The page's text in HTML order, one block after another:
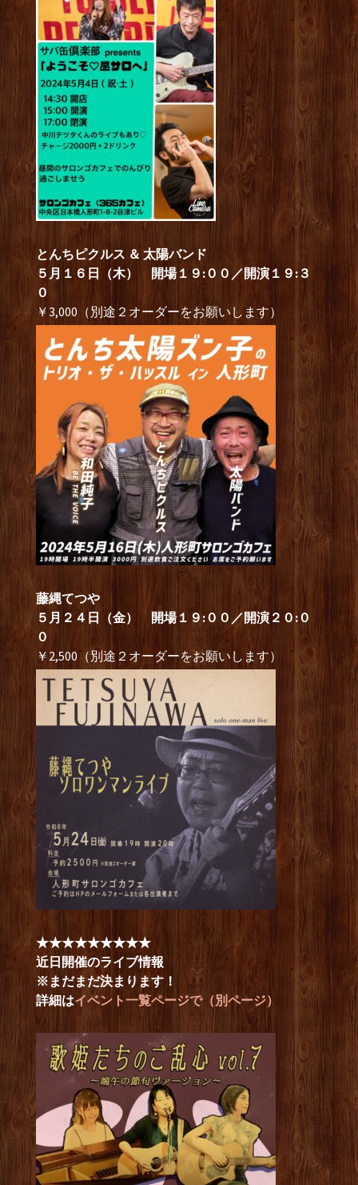
とんちピクルス ＆ 太陽バンド
５月１６日（木） 開場１９:００／開演１９:３
０
￥3,000（別途２オーダーをお願いします）
藤縄てつや
５月２４日（金） 開場１９:００／開演２０:０
０
￥2,500（別途２オーダーをお願いします）
★★★★★★★★★
近日開催のライブ情報
※まだまだ決まります！
詳細はイベント一覧ページで（別ページ）